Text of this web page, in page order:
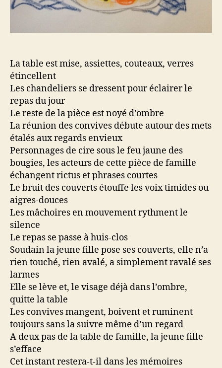
La table est mise, assiettes, couteaux, verres
étincellent
Les chandeliers se dressent pour éclairer le
repas du jour
Le reste de la pièce est noyé d’ombre
La réunion des convives débute autour des mets
étalés aux regards envieux
Personnages de cire sous le feu jaune des
bougies, les acteurs de cette pièce de famille
échangent rictus et phrases courtes
Le bruit des couverts étouffe les voix timides ou
aigres-douces
Les mâchoires en mouvement rythment le
silence
Le repas se passe à huis-clos
Soudain la jeune fille pose ses couverts, elle n’a
rien touché, rien avalé, a simplement ravalé ses
larmes
Elle se lève et, le visage déjà dans l’ombre,
quitte la table
Les convives mangent, boivent et ruminent
toujours sans la suivre même d’un regard
A deux pas de la table de famille, la jeune fille
s’efface
Cet instant restera-t-il dans les mémoires